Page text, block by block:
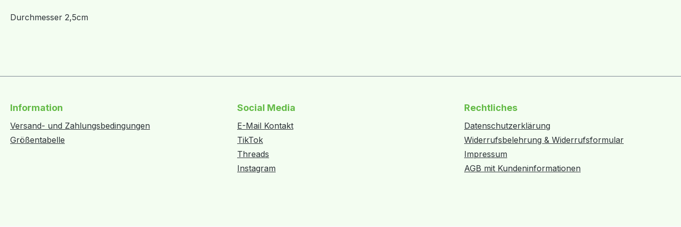
Durchmesser 2,5cm
Information
Versand- und Zahlungsbedingungen
Größentabelle
Social Media
E-Mail Kontakt
TikTok
Threads
Instagram
Rechtliches
Datenschutzerklärung
Widerrufsbelehrung & Widerrufsformular
Impressum
AGB mit Kundeninformationen